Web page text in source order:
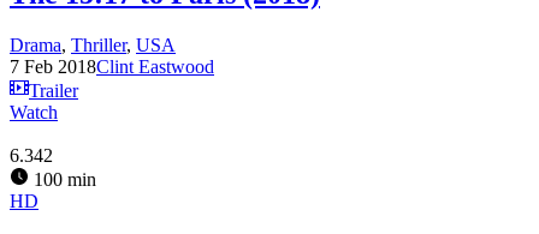
Drama, Thriller, USA
7 Feb 2018Clint Eastwood
Trailer
Watch
6.342
100 min
HD